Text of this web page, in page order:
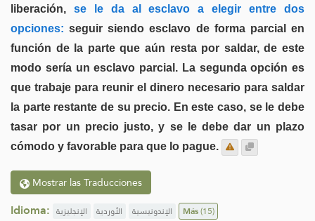
liberación, se le da al esclavo a elegir entre dos
opciones: seguir siendo esclavo de forma parcial en
función de la parte que aún resta por saldar, de este
modo sería un esclavo parcial. La segunda opción es
que trabaje para reunir el dinero necesario para saldar
la parte restante de su precio. En este caso, se le debe
tasar por un precio justo, y se le debe dar un plazo
cómodo y favorable para que lo pague.
Mostrar las Traducciones
Idioma: الإنجليزية الأوردية الإندونيسية Más(15)